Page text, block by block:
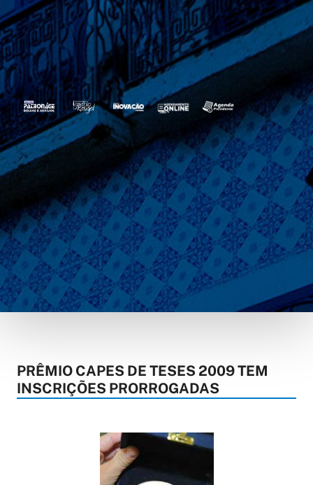
PRÊMIO CAPES DE TESES 2009 TEM
INSCRIÇÕES PRORROGADAS